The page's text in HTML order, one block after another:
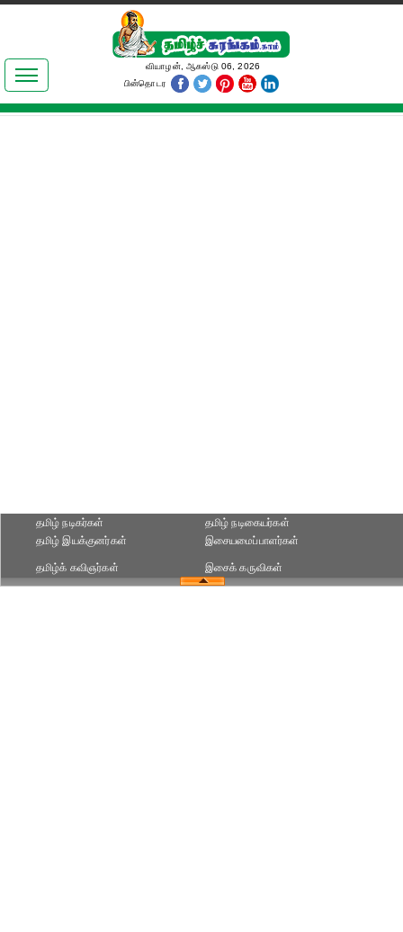
இலக்கியங்கள்
தமிழ் உலகம்
வியாழன், ஆகஸ்டு 06, 2026
பின்தொடர
தமிழ் நடிகர்கள்
தமிழ் நடிகையர்கள்
தமிழ் இயக்குனர்கள்
இசையமைப்பாளர்கள்
தமிழ்க் கவிஞர்கள் இசைக் கருவிகள்